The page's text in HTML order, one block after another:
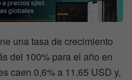
una tasa de crecimiento
del 100% para el año en
caen 0,6% a 11,65 USD y,